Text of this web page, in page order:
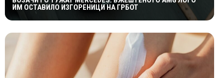
ИМ ОСТАВИЛО ИЗГОРЕНИЦИ НА ГРБОТ